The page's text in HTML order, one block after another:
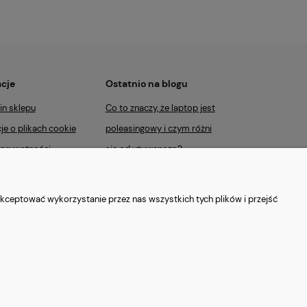
sklepu
o plikach cookie
Ostatnio na blogu
Co to znaczy, że laptop jest
poleasingowy i czym różni
się od używanego?
wykorzystanie przez nas wszystkich tych plików i przejść